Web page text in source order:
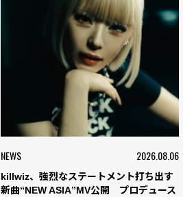
NEWS 2026.08.06
killwiz、強烈なステートメント打ち出す
新曲“NEW ASIA”MV公開 プロデュース